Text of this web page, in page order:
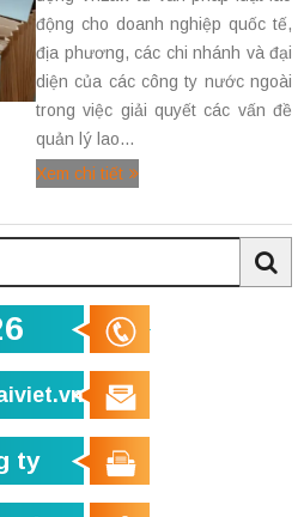
động cho doanh nghiệp quốc tế,
địa phương, các chi nhánh và đại
diện của các công ty nước ngoài
trong việc giải quyết các vấn đề
quản lý lao...
Xem chi tiết
ty